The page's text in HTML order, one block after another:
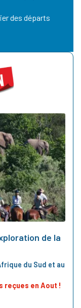
des départs
de la
du Sud et au
reçues en Aout !